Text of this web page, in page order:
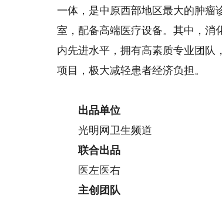
一体，是中原西部地区最大的肿瘤
室，配备高端医疗设备。其中，消
内先进水平，拥有高素质专业团队
项目，极大减轻患者经济负担。
出品单位
光明网卫生频道
联合出品
医左医右
主创团队